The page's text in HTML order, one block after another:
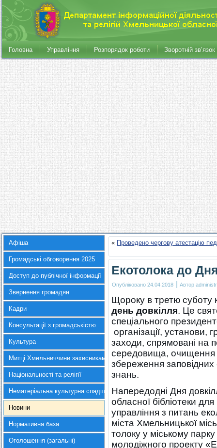
Головна Управління Розпорядок роботи Зворотній зв’язок
Афіша
Громадські обговорення 2025
Доступ до публічної інформації
Звернення громадян
Кадри
Консультації з громадськістю
Культура
Митці Хмельниччини захисникам України
Національності та релігії
Нематеріальна культурна спадщина
Новини
Нормативна база
Оголошення (загальні)
« Проведено чергову атестацію
Екотолока до
Опубліковано 24.04.2018 | Автор
Щороку в третю суботу
день довкілля. Це
спеціального
організації, установи,
заходи, спрямовані на
середовища, очищення
збереження заповідних
знань.
Напередодні Дня
обласної бібліотеки
управління з питань
міста Хмельницької
толоку у міському
молодіжного проекту